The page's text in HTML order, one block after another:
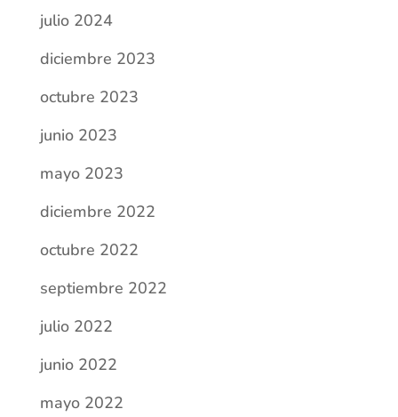
julio 2024
diciembre 2023
octubre 2023
junio 2023
mayo 2023
diciembre 2022
octubre 2022
septiembre 2022
julio 2022
junio 2022
mayo 2022